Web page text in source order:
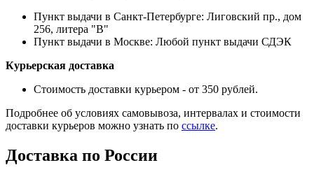
Пункт выдачи в Санкт-Петербурге: Лиговский пр., дом
256, литера "В"
Пункт выдачи в Москве: Любой пункт выдачи СДЭК
Курьерская доставка
Стоимость доставки курьером - от 350 рублей.
Подробнее об условиях самовывоза, интервалах и стоимости
доставки курьеров можно узнать по ссылке.
Доставка по России